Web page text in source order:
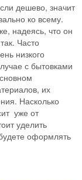
дешево, значит
ко всему.
надеясь, что он
Часто
низкого
с бытовками
их
Насколько
уже от
уделить
оформлять